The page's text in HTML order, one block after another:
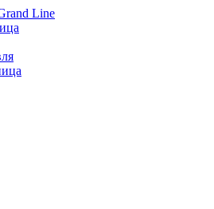
Line